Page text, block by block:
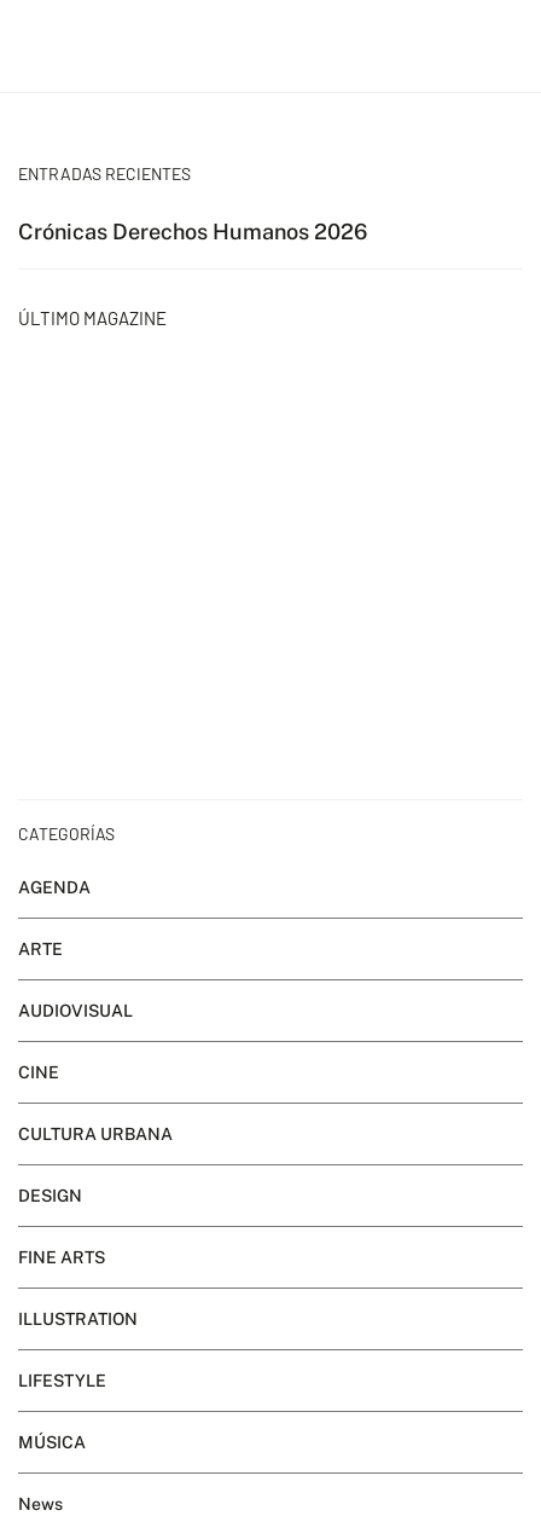
ENTRADAS RECIENTES
Crónicas Derechos Humanos 2026
ÚLTIMO MAGAZINE
CATEGORÍAS
AGENDA
ARTE
AUDIOVISUAL
CINE
CULTURA URBANA
DESIGN
FINE ARTS
ILLUSTRATION
LIFESTYLE
MÚSICA
News